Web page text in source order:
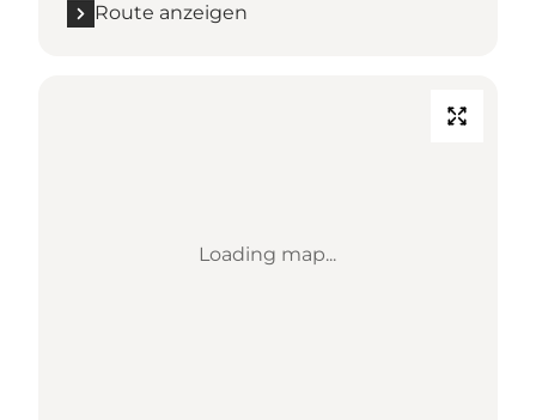
Route anzeigen
Loading map...